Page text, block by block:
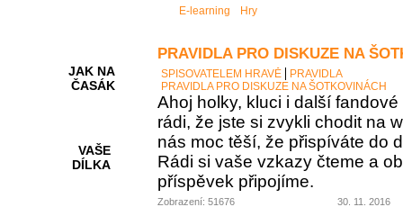
JAK NA
ČASÁK
VAŠE
DÍLKA
E-learning Hry
PRAVIDLA PRO DISKUZE NA
SPISOVATELEM HRAVĚ
PRAVIDLA
PRAVIDLA PRO DISKUZE NA ŠOTKOVINÁCH
Ahoj holky, kluci i další
rádi, že jste si zvykli chodit na
nás moc těší, že přispíváte do
Rádi si vaše vzkazy čteme a
příspěvek připojíme.
Zobrazení: 51676 30. 11. 2016